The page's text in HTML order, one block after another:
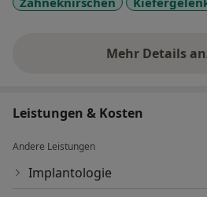
Mehr Detailsüber
Leistungen & Kosten
Andere Leistungen
Implantologie